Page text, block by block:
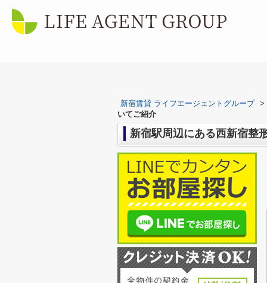
新宿賃貸 ライフエージェントグループ >
いてご紹介
新宿駅周辺にある西新宿整